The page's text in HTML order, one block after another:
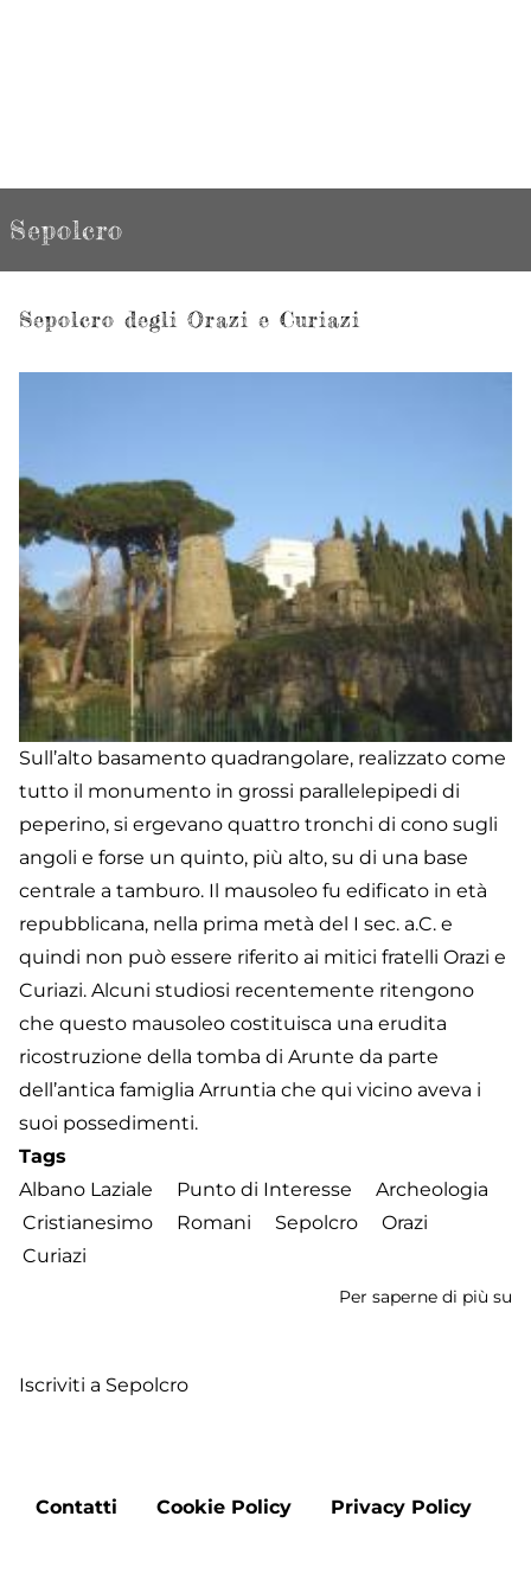
Sepolcro
Sepolcro degli Orazi e Curiazi
Sull’alto basamento quadrangolare, realizzato come
tutto il monumento in grossi parallelepipedi di
peperino, si ergevano quattro tronchi di cono sugli
angoli e forse un quinto, più alto, su di una base
centrale a tamburo. Il mausoleo fu edificato in età
repubblicana, nella prima metà del I sec. a.C. e
quindi non può essere riferito ai mitici fratelli Orazi e
Curiazi. Alcuni studiosi recentemente ritengono
che questo mausoleo costituisca una erudita
ricostruzione della tomba di Arunte da parte
dell’antica famiglia Arruntia che qui vicino aveva i
suoi possedimenti.
Tags
Albano Laziale
Punto di Interesse
Archeologia
Cristianesimo
Romani Sepolcro
Orazi
Curiazi
Per saperne di più su
Iscriviti a Sepolcro
Footer
Contatti Cookie Policy Privacy Policy